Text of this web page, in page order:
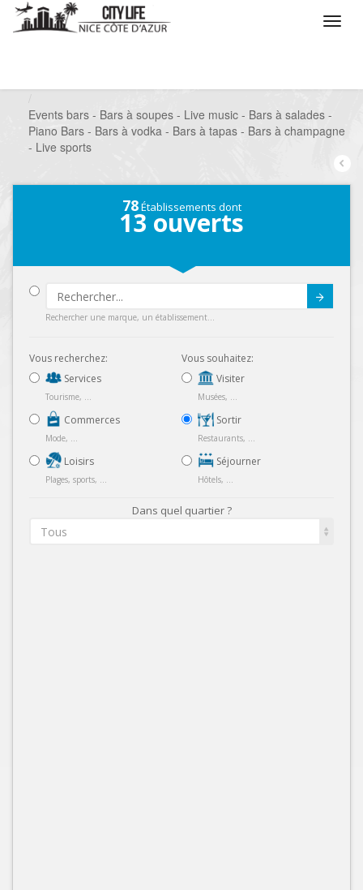
Events bars - Bars à soupes - Live music - Bars à salades -
Piano Bars - Bars à vodka - Bars à tapas - Bars à champagne
- Live sports
78Établissements dont
13 ouverts
Rechercher une marque, un établissement...
Vous recherchez:
Services
Tourisme, ...
Commerces
Mode, ...
Loisirs
Plages, sports, ...
Vous souhaitez:
Visiter
Musées, ...
Sortir
Restaurants, ...
Séjourner
Hôtels, ...
Dans quel quartier ?
Tous